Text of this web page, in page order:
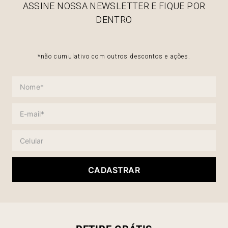
ASSINE NOSSA NEWSLETTER E FIQUE POR
DENTRO
*não cumulativo com outros descontos e ações.
CADASTRAR